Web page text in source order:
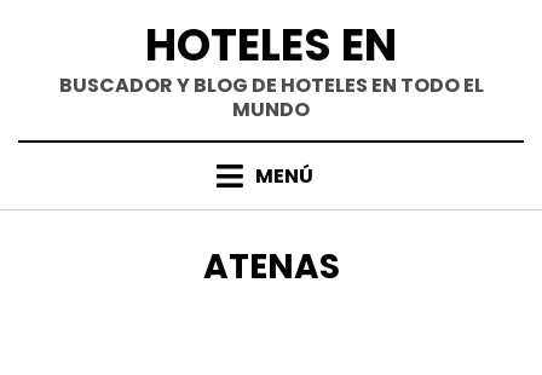
contenido
HOTELES EN
BUSCADOR Y BLOG DE HOTELES EN TODO EL
MUNDO
MENÚ
CATEGORÍA
:
ATENAS